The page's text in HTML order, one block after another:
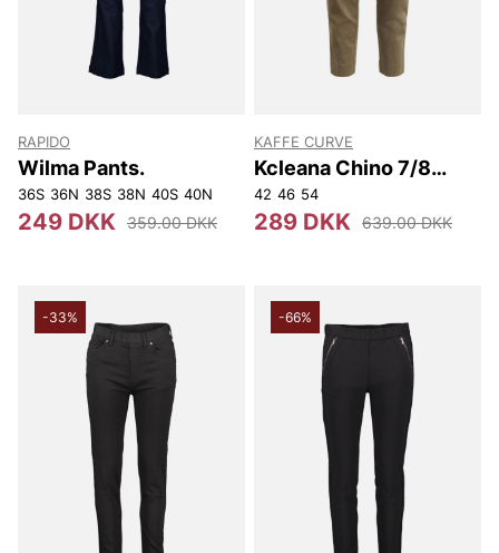
RAPIDO
Wilma Pants.
36S 36N 38S 38N 40S 40N
249 DKK 359.00 DKK
KAFFE CURVE
Kcleana Chino 7/8
Pants
42 46 54
289 DKK 639.00 DKK
-33% -66%